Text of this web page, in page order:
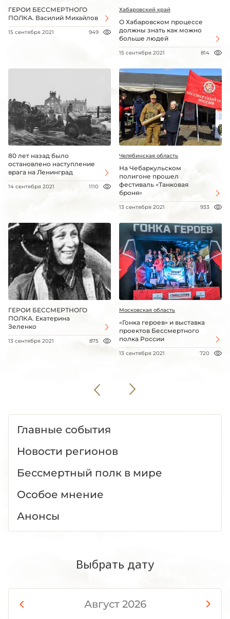
ГЕРОИ БЕССМЕРТНОГО
ПОЛКА. Василий Михайлов
15 сентября 2021 949
Хабаровский край
О Хабаровском процессе
должны знать как можно
больше людей
15 сентября 2021 814
80 лет назад было
остановлено наступление
врага на Ленинград
14 сентября 2021 1110
Челябинская область
На Чебаркульском
полигоне прошел
фестиваль «Танковая
броня»
13 сентября 2021 933
ГЕРОИ БЕССМЕРТНОГО
ПОЛКА. Екатерина
Зеленко
13 сентября 2021 875
Московская область
«Гонка героев» и выставка
проектов Бессмертного
полка России
13 сентября 2021 720
Главные события
Новости регионов
Бессмертный полк в мире
Особое мнение
Анонсы
Выбрать дату
Август 2026